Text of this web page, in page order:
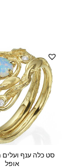
סט כלה ענף ועלים
אופל